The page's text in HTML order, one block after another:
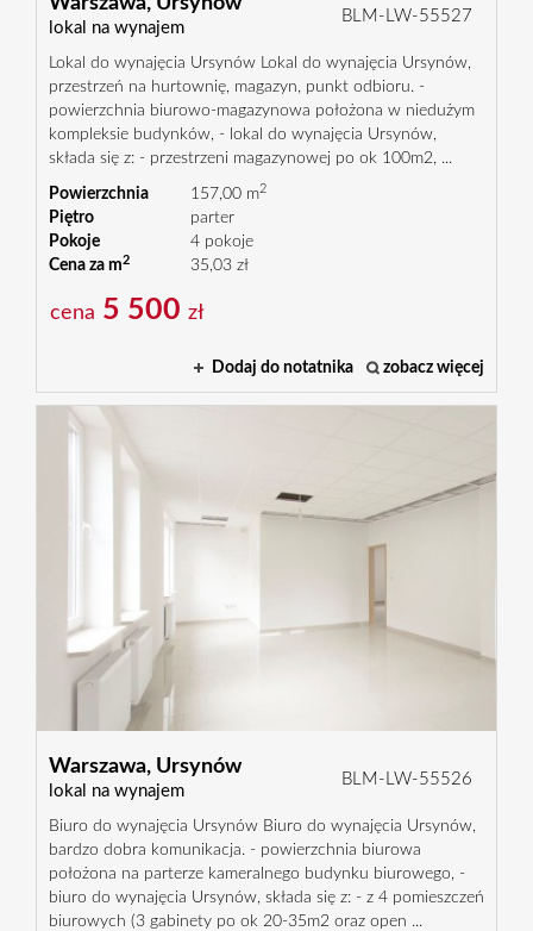
firmie
lokal na wynajem
BLM-LW-55527
Lokal do wynajęcia Ursynów Lokal do wynajęcia Ursynów,
przestrzeń na hurtownię, magazyn, punkt odbioru. -
powierzchnia biurowo-magazynowa położona w niedużym
kompleksie budynków, - lokal do wynajęcia Ursynów,
składa się z: - przestrzeni magazynowej po ok 100m2, ...
Powierzchnia 157,00 m2
Piętro
parter
Pokoje
4 pokoje
Cena za m2 35,03 zł
cena 5 500 zł
Dodaj do notatnika zobacz więcej
Warszawa, Ursynów
lokal na wynajem
BLM-LW-55526
Biuro do wynajęcia Ursynów Biuro do wynajęcia Ursynów,
bardzo dobra komunikacja. - powierzchnia biurowa
położona na parterze kameralnego budynku biurowego, -
biuro do wynajęcia Ursynów, składa się z: - z 4 pomieszczeń
biurowych (3 gabinety po ok 20-35m2 oraz open ...